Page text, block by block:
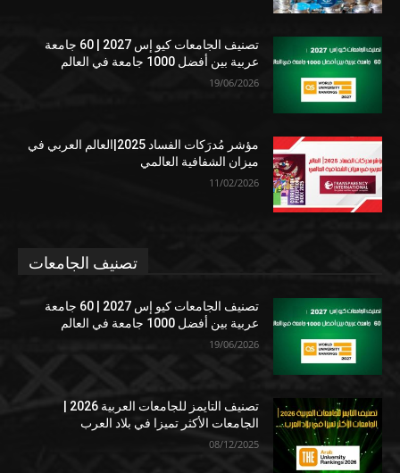
تصنيف الجامعات كيو إس 2027 | 60 جامعة
عربية بين أفضل 1000 جامعة في العالم
19/06/2026
مؤشر مُدرَكات الفساد 2025|العالم العربي في
ميزان الشفافية العالمي
11/02/2026
تصنيف الجامعات
تصنيف الجامعات كيو إس 2027 | 60 جامعة
عربية بين أفضل 1000 جامعة في العالم
19/06/2026
الجامعات الأكثر تميزا في بلاد العرب
08/12/2025